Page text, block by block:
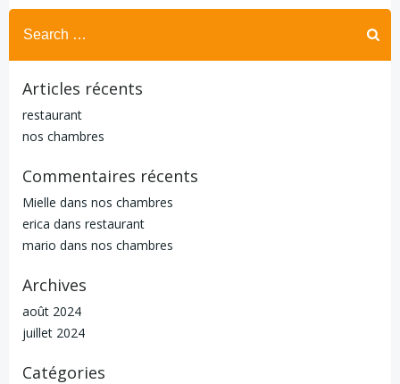
Articles récents
restaurant
nos chambres
Commentaires récents
Mielle dans nos chambres
erica dans restaurant
mario dans nos chambres
Archives
août 2024
juillet 2024
Catégories